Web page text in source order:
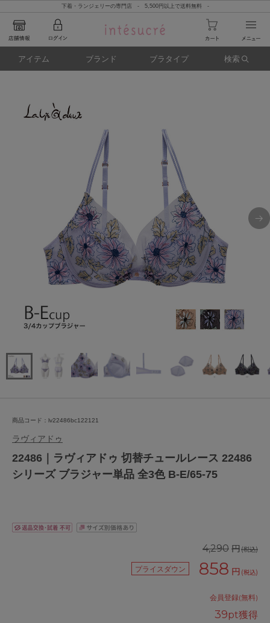
下着・ランジェリーの専門店 - 5,500円以上で送料無料 -
アイテム ブランド ブラタイプ 検索
商品コード：lv22486bc122121
ラヴィアドゥ
22486｜ラヴィアドゥ 切替チュールレース 22486
シリーズ ブラジャー単品 全3色 B-E/65-75
4,290 円(税込)
プライスダウン 858 円 (税込)
会員登録(無料)
39pt獲得